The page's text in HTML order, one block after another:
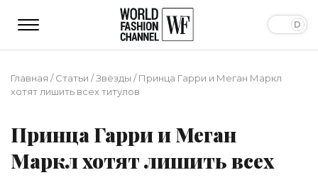
Главная /Статьи /Звёзды /Принца Гарри и Меган Маркл
хотят лишить всех титулов
Принца Гарри и Меган
Маркл хотят лишить всех